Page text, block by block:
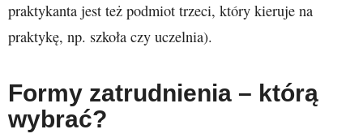
praktykanta jest też podmiot trzeci, który kieruje na
praktykę, np. szkoła czy uczelnia).
Formy zatrudnienia – którą
wybrać?